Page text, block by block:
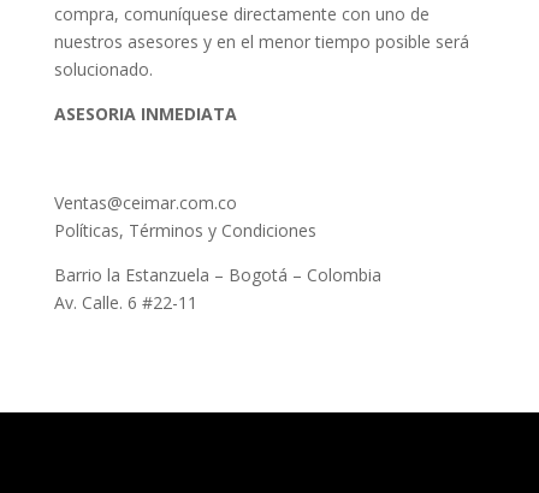
compra, comuníquese directamente con uno de
nuestros asesores y en el menor tiempo posible será
solucionado.
ASESORIA INMEDIATA
Ventas@ceimar.com.co
Políticas, Términos y Condiciones
Barrio la Estanzuela – Bogotá – Colombia
Av. Calle. 6 #22-11